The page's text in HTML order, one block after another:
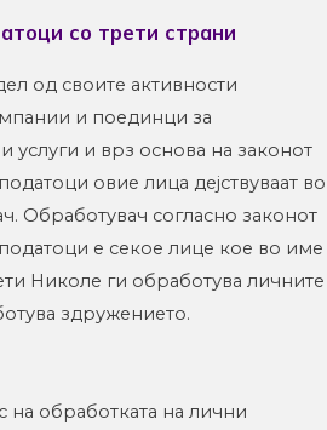
со трети страни
од своите активности
и поединци за
услуги и врз основа на законот
овие лица дејствуваат во
Обработувач согласно законот
е секое лице кое во име
Николе ги обработува личните
здружението.
обработката на лични